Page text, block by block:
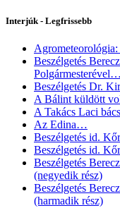
Interjúk - Legfrissebb
Agrometeorológia:
Beszélgetés
Polgármesterével…
Beszélgetés Dr.
A Bálint küldött
A Takács Laci
Az Edina…
Beszélgetés id.
Beszélgetés id.
Beszélgetés
(negyedik rész)
Beszélgetés
(harmadik rész)